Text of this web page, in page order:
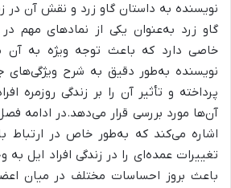
نویسنده به داستان گاو زرد و نقش آن در
گاو زرد به‌عنوان یکی از نمادهای مهم
خاصی دارد که باعث توجه ویژه به آن
نویسنده به‌طور دقیق به شرح ویژگی‌های
پرداخته و تأثیر آن را بر زندگی روزمره
آن‌ها مورد بررسی قرار می‌دهد.در ادامه
اشاره می‌کند که به‌طور خاص در ارتباط
تغییرات عمده‌ای را در زندگی افراد ایل به
باعث بروز احساسات مختلف در میان